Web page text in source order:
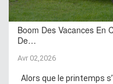
Boom Des Vacances En
De…
Avr 02,2026
Alors que le printemps